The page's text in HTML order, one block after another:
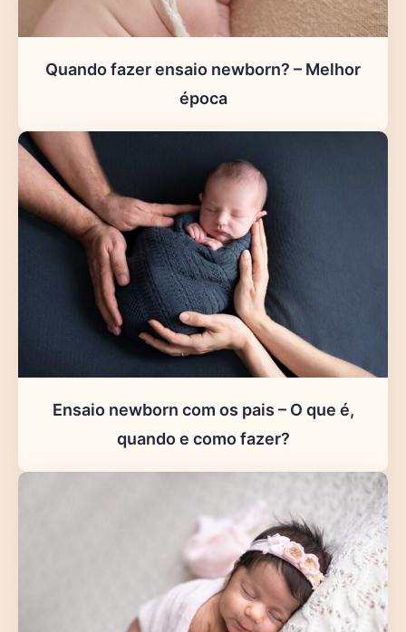
Quando fazer ensaio newborn? – Melhor
época
Ensaio newborn com os pais – O que é,
quando e como fazer?